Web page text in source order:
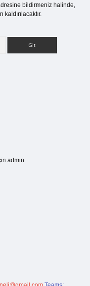
bildirmeniz halinde,
admin